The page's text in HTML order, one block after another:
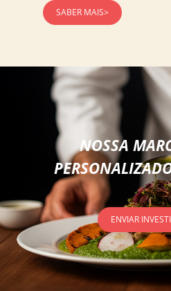
SABER MAIS>
NOSSA
ENVIAR